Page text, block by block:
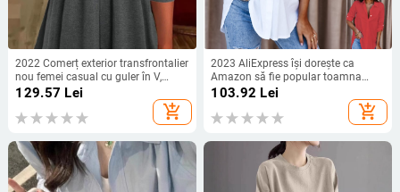
2022 Comerț exterior transfrontalier
nou femei casual cu guler în V,
mânecă lungă, pulover lejer din
dantelă, culoare transparentă,
tricou pentru femei
129.57 Lei
add_shopping_cart
2023 AliExpress își dorește ca
Amazon să fie popular toamna
anului 2023, cămașă simplă cu
mânecă lungă și decolteu în V
pentru femei, cămașă pentru femei
103.92 Lei
add_shopping_cart